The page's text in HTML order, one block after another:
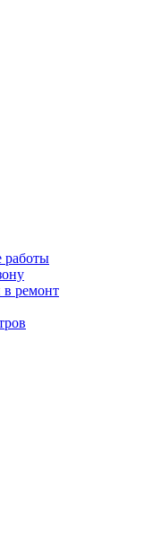
работы
в ремонт